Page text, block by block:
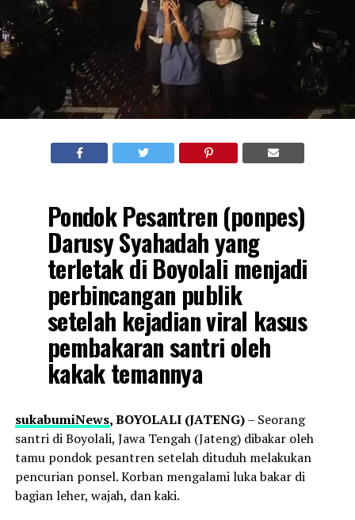
Pondok Pesantren (ponpes)
Darusy Syahadah yang
terletak di Boyolali menjadi
perbincangan publik
setelah kejadian viral kasus
pembakaran santri oleh
kakak temannya
sukabumiNews, BOYOLALI (JATENG)– Seorang
santri di Boyolali, Jawa Tengah (Jateng) dibakar oleh
tamu pondok pesantren setelah dituduh melakukan
pencurian ponsel. Korban mengalami luka bakar di
bagian leher, wajah, dan kaki.